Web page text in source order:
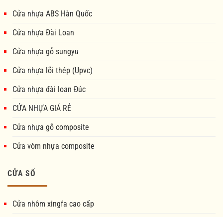
Cửa nhựa ABS Hàn Quốc
Cửa nhựa Đài Loan
Cửa nhựa gỗ sungyu
Cửa nhựa lõi thép (Upvc)
Cửa nhựa đài loan Đúc
CỬA NHỰA GIÁ RẺ
Cửa nhựa gỗ composite
Cửa vòm nhựa composite
CỬA SỔ
Cửa nhôm xingfa cao cấp